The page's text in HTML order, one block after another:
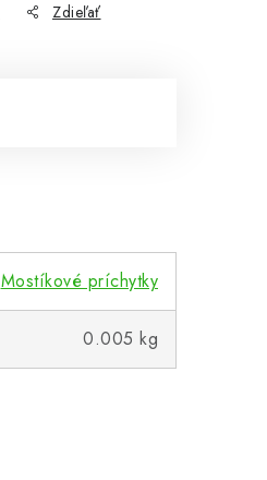
Zdieľať
Mostíkové príchytky
0.005 kg